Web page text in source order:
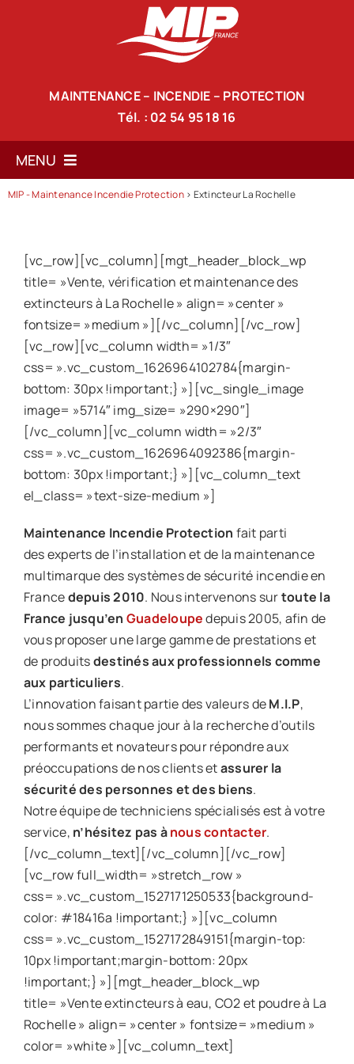
MAINTENANCE – INCENDIE – PROTECTION
Tél. : 02 54 95 18 16
MENU
Accueil
Nos services
Nos produits de lutte anti-incendie
Actualités
Nos formations
Nous contacter
MIP - Maintenance Incendie Protection> Extincteur La Rochelle
[vc_row][vc_column][mgt_header_block_wp
title= »Vente, vérification et maintenance des
extincteurs à La Rochelle » align= »center »
fontsize= »medium »][/vc_column][/vc_row]
[vc_row][vc_column width= »1/3″
css= ».vc_custom_1626964102784{margin-
bottom: 30px !important;} »][vc_single_image
image= »5714″ img_size= »290×290″]
[/vc_column][vc_column width= »2/3″
css= ».vc_custom_1626964092386{margin-
bottom: 30px !important;} »][vc_column_text
el_class= »text-size-medium »]
Maintenance Incendie Protection fait parti
des experts de l’installation et de la maintenance
multimarque des systèmes de sécurité incendie en
Francedepuis 2010. Nous intervenons surtoute la
France jusqu’en Guadeloupedepuis 2005, afin de
vous proposer une large gamme de prestations et
de produitsdestinés aux professionnels comme
aux particuliers.
L’innovation faisant partie des valeurs deM.I.P,
nous sommes chaque jour à la recherche d’outils
performants et novateurs pour répondre aux
préoccupations de nos clients etassurer la
sécurité des personnes et des biens.
Notre équipe de techniciens spécialisés est à votre
service, n’hésitez pas ànous contacter.
[/vc_column_text][/vc_column][/vc_row]
[vc_row full_width= »stretch_row »
css= ».vc_custom_1527171250533{background-
color: #18416a !important;} »][vc_column
css= ».vc_custom_1527172849151{margin-top:
10px !important;margin-bottom: 20px
!important;} »][mgt_header_block_wp
title= »Vente extincteurs à eau, CO2 et poudre à La
Rochelle » align= »center » fontsize= »medium »
color= »white »][vc_column_text]